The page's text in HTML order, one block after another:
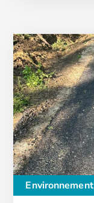
Environnement